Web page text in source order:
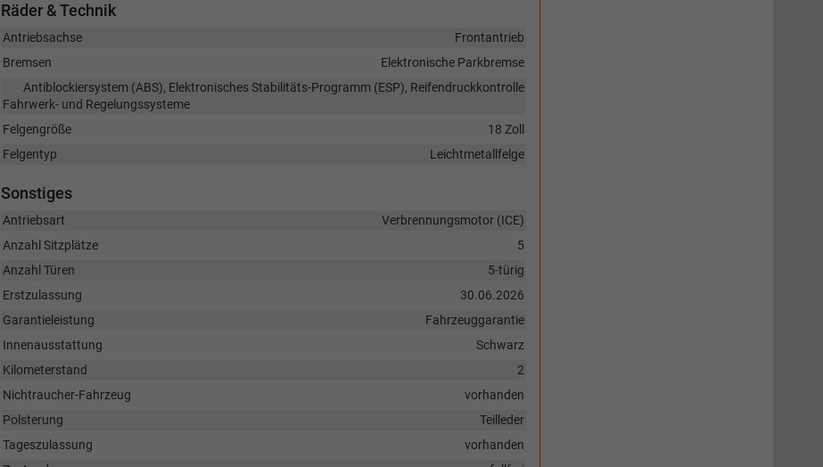
Räder & Technik
Frontantrieb
Antriebsachse
Elektronische Parkbremse
Bremsen
Antiblockiersystem (ABS), Elektronisches Stabilitäts-Programm (ESP), Reifendruckkontrolle
Fahrwerk- und Regelungssysteme
18 Zoll
Felgengröße
Leichtmetallfelge
Felgentyp
Sonstiges
Verbrennungsmotor (ICE)
Antriebsart
5
Anzahl Sitzplätze
5-türig
Anzahl Türen
30.06.2026
Erstzulassung
Fahrzeuggarantie
Garantieleistung
Schwarz
Innenausstattung
2
Kilometerstand
vorhanden
Nichtraucher-Fahrzeug
Teilleder
Polsterung
vorhanden
Tageszulassung